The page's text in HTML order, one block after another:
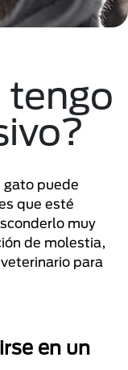
tengo
gato puede
que esté
muy
de molestia,
para
en un